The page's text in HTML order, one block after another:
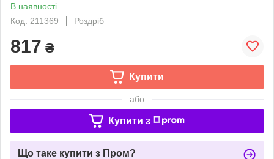
В наявності
Код: 211369
Роздріб
817 ₴
Купити
або
Купити з
Що таке купити з Пром?